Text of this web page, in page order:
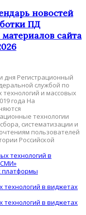
новостей
ПД
сайта
дня Регистрационный
службой по
и массовых
года На
технологии
систематизации и
пользователей
Российской
технологий в
платформы
в виджетах
в виджетах